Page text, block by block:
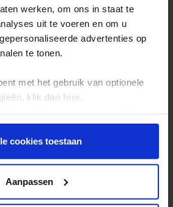
werken, om ons in staat te
uit te voeren en om u
advertenties op
te tonen.
met het gebruik van optionele
klik dan hier
elk gewenst moment voor de
cookies toestaan
Aanpassen